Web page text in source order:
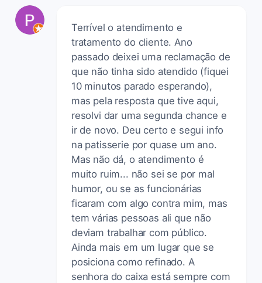
Terrível o atendimento e
tratamento do cliente. Ano
passado deixei uma reclamação de
que não tinha sido atendido (fiquei
10 minutos parado esperando),
mas pela resposta que tive aqui,
resolvi dar uma segunda chance e
ir de novo. Deu certo e segui info
na patisserie por quase um ano.
Mas não dá, o atendimento é
muito ruim... não sei se por mal
humor, ou se as funcionárias
ficaram com algo contra mim, mas
tem várias pessoas ali que não
deviam trabalhar com público.
Ainda mais em um lugar que se
posiciona como refinado. A
senhora do caixa está sempre com